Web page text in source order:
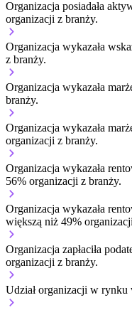
Organizacja posiadała
organizacji z branży.
Organizacja wykazała
z branży.
Organizacja wykazała
branży.
Organizacja wykazała
organizacji z branży.
Organizacja wykazała
56% organizacji z branży.
Organizacja wykazała
większą niż 49%
Organizacja zapłaciła
organizacji z branży.
Udział organizacji w rynku